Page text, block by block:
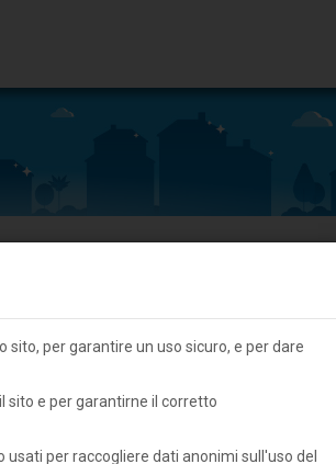
sito, per garantire un uso sicuro, e per dare
sito e per garantirne il corretto
usati per raccogliere dati anonimi sull'uso del